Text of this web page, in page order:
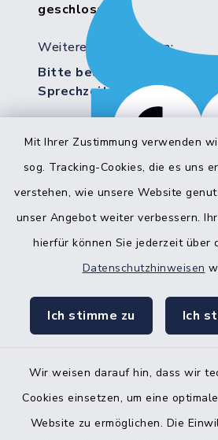
Mit Ihrer Zustimmung verwenden
sog. Tracking-Cookies, die es uns
verstehen, wie unsere Website
unser Angebot weiter verbessern.
hierfür können Sie jederzeit über
Datenschutzhinweisen
Ich stimme zu Ich
Wir weisen darauf hin, dass wir
Cookies einsetzen, um eine
Website zu ermöglichen. Die
geschlossen
Weitere Servicezeiten:
Bitte beachten Sie die
Sprechzeiten in
Quicklinks
Bürgerbüro Hohenwestedt
Bürgerbüro Aukrug
KFZ-Zulassungsbehörde